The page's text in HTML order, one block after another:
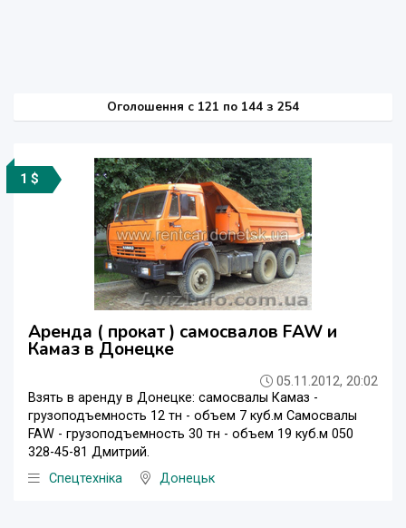
Оголошення c 121 по 144 з 254
1 $
Аренда ( прокат ) самосвалов FAW и
Камаз в Донецке
05.11.2012, 20:02
Взять в аренду в Донецке: самосвалы Камаз -
грузоподъемность 12 тн - объем 7 куб.м Самосвалы
FAW - грузоподъемность 30 тн - объем 19 куб.м 050
328-45-81 Дмитрий.
Спецтехніка
Донецьк